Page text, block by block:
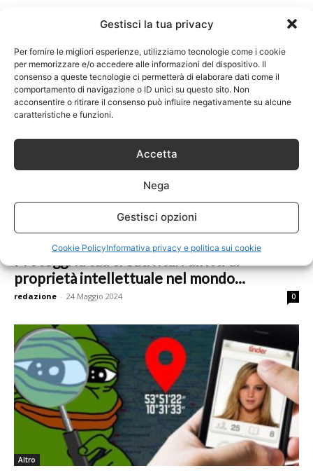
Gestisci la tua privacy
Per fornire le migliori esperienze, utilizziamo tecnologie come i cookie
per memorizzare e/o accedere alle informazioni del dispositivo. Il
consenso a queste tecnologie ci permetterà di elaborare dati come il
comportamento di navigazione o ID unici su questo sito. Non
acconsentire o ritirare il consenso può influire negativamente su alcune
caratteristiche e funzioni.
Accetta
Nega
Gestisci opzioni
Cookie PolicyInformativa privacy e politica sui cookie
Carica altri
VARIE
Altro
proprietà intellettuale nel mondo...
redazione - 24 Maggio 2024 0
Altro